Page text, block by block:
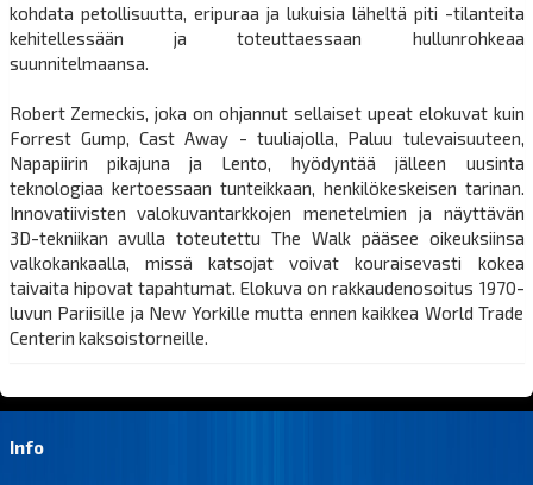
kohdata petollisuutta, eripuraa ja lukuisia läheltä piti -tilanteita
kehitellessään ja toteuttaessaan hullunrohkeaa
suunnitelmaansa.
Robert Zemeckis, joka on ohjannut sellaiset upeat elokuvat kuin
Forrest Gump, Cast Away - tuuliajolla, Paluu tulevaisuuteen,
Napapiirin pikajuna ja Lento, hyödyntää jälleen uusinta
teknologiaa kertoessaan tunteikkaan, henkilökeskeisen tarinan.
Innovatiivisten valokuvantarkkojen menetelmien ja näyttävän
3D-tekniikan avulla toteutettu The Walk pääsee oikeuksiinsa
valkokankaalla, missä katsojat voivat kouraisevasti kokea
taivaita hipovat tapahtumat. Elokuva on rakkaudenosoitus 1970-
luvun Pariisille ja New Yorkille mutta ennen kaikkea World Trade
Centerin kaksoistorneille.
Info